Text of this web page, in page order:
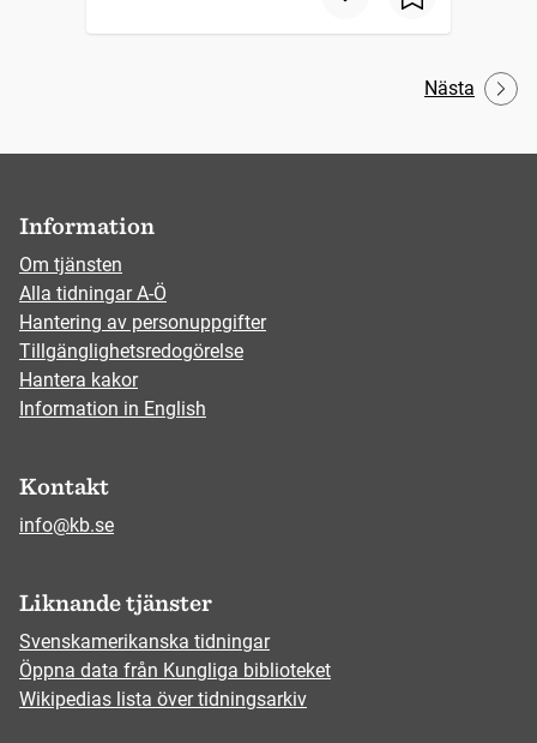
Nästa
Information
Om tjänsten
Alla tidningar A-Ö
Hantering av personuppgifter
Tillgänglighetsredogörelse
Hantera kakor
Information in English
Kontakt
info@kb.se
Liknande tjänster
Svenskamerikanska tidningar
Öppna data från Kungliga biblioteket
Wikipedias lista över tidningsarkiv